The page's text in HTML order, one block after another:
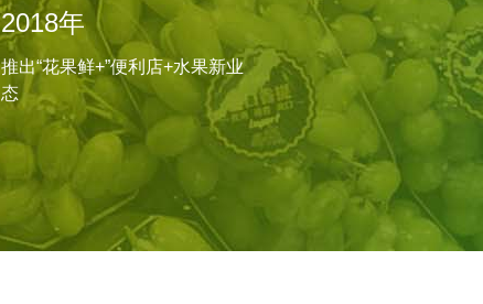
2018年
推出“花果鲜+”便利店+水果新业
态